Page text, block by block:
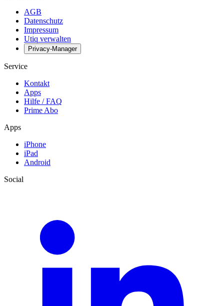
AGB
Datenschutz
Impressum
Utiq verwalten
Privacy-Manager
Service
Kontakt
Apps
Hilfe / FAQ
Prime Abo
Apps
iPhone
iPad
Android
Social